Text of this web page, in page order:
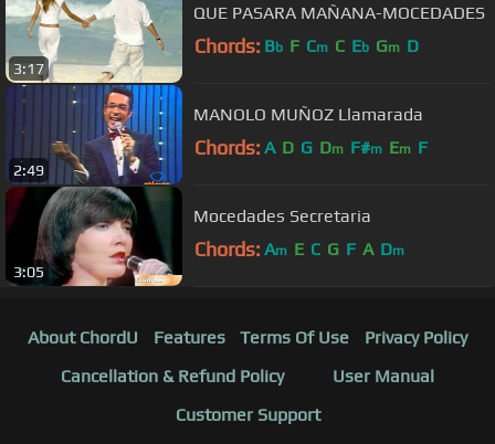
3:17
QUE PASARA MAÑANA-MOCEDADES
Chords: Bb F Cm C Eb Gm D
2:49
MANOLO MUÑOZ Llamarada
Chords: A D G Dm F#m Em F
3:05
Mocedades Secretaria
Chords: Am E C G F A Dm
About ChordU Features Terms Of Use
Privacy Policy
Cancellation & Refund Policy
User Manual
Customer Support